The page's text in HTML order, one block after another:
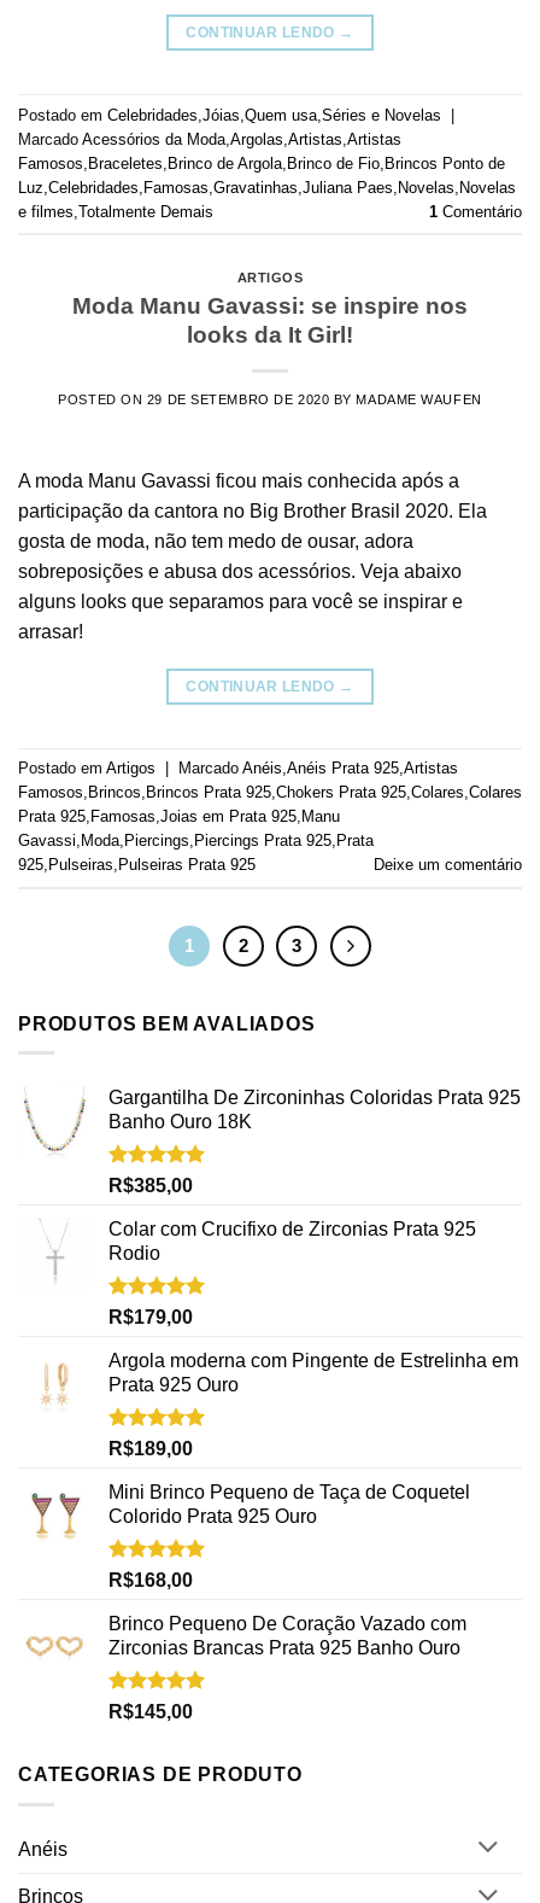
CONTINUAR LENDO →
Postado em Celebridades Jóias Quem usa Séries e Novelas
|
Marcado Acessórios da Moda Argolas Artistas Artistas
Famosos Braceletes Brinco de Argola Brinco de Fio Brincos Ponto de
Luz Celebridades Famosas Gravatinhas Juliana Paes Novelas Novelas
e filmes Totalmente Demais 1 Comentário
ARTIGOS
Moda Manu Gavassi: se inspire nos
looks da It Girl!
POSTED ON 29 DE SETEMBRO DE 2020 BYMADAME WAUFEN
A moda Manu Gavassi ficou mais conhecida após a
participação da cantora no Big Brother Brasil 2020. Ela
gosta de moda, não tem medo de ousar, adora
sobreposições e abusa dos acessórios. Veja abaixo
alguns looks que separamos para você se inspirar e
arrasar!
CONTINUAR LENDO →
Postado em Artigos Marcado Anéis,Anéis Prata 925,Artistas
Famosos, Brincos, Brincos Prata 925,Chokers Prata 925,Colares,Colares
Prata 925, Famosas,Joias em Prata 925, Manu
Gavassi, Moda, Piercings, Piercings Prata 925, Prata
925, Pulseiras, Pulseiras Prata 925 Deixe um comentário
1 2 3
PRODUTOS BEM AVALIADOS
Gargantilha De Zirconinhas Coloridas Prata 925
Banho Ouro 18K
Avaliação
R$385,00
Colar com Crucifixo de Zirconias Prata 925
Rodio
Avaliação
R$179,00
Argola moderna com Pingente de Estrelinha em
Prata 925 Ouro
Avaliação
R$189,00
Mini Brinco Pequeno de Taça de Coquetel
Colorido Prata 925 Ouro
Avaliação
R$168,00
Brinco Pequeno De Coração Vazado com
Zirconias Brancas Prata 925 Banho Ouro
Avaliação
R$145,00
CATEGORIAS DE PRODUTO
Anéis
Brincos